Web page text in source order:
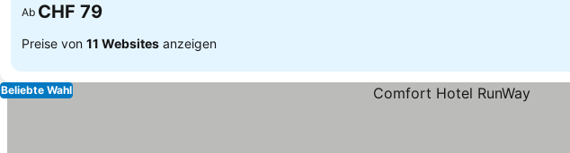
Ab CHF 79
Preise von 11 Websites anzeigen
Beliebte Wahl